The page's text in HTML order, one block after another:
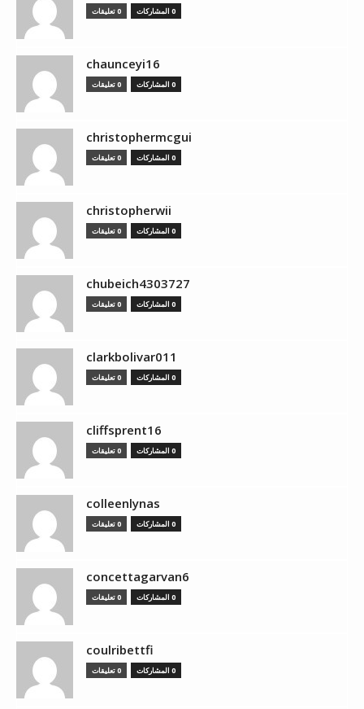
0 المشاركات 0 تعليقات
chaunceyi16
0 المشاركات 0 تعليقات
christophermcgui
0 المشاركات 0 تعليقات
christopherwii
0 المشاركات 0 تعليقات
chubeich4303727
0 المشاركات 0 تعليقات
clarkbolivar011
0 المشاركات 0 تعليقات
cliffsprent16
0 المشاركات 0 تعليقات
colleenlynas
0 المشاركات 0 تعليقات
concettagarvan6
0 المشاركات 0 تعليقات
coulribettfi
0 المشاركات 0 تعليقات